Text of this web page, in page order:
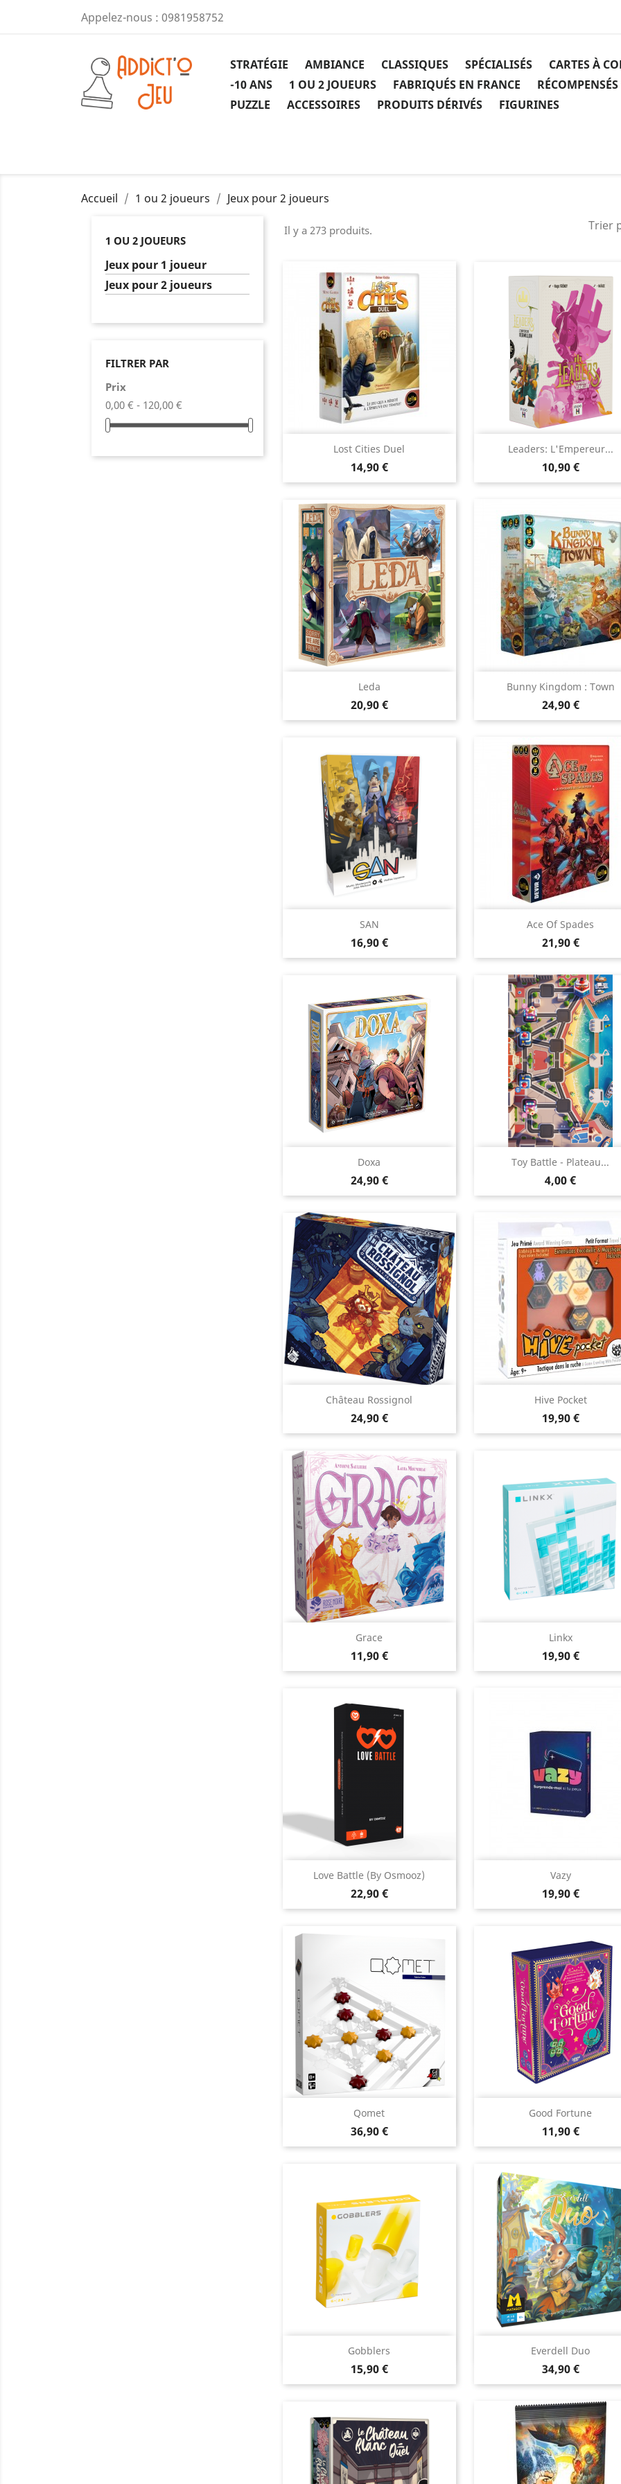
Appelez-nous : 0981958752
STRATÉGIE AMBIANCE CLASSIQUES SPÉCIALISÉS CARTES À
-10 ANS
1 OU 2 JOUEURS FABRIQUÉS EN FRANCE
PUZZLE
ACCESSOIRES PRODUITS DÉRIVÉS FIGURINES
Accueil 1 ou 2 joueurs Jeux pour 2 joueurs
1 OU 2 JOUEURS
Jeux pour 1 joueur
Jeux pour 2 joueurs
FILTRER PAR
Prix
0,00 € - 120,00 €
Il y a 273 produits.
Trier
Lost Cities Duel
Prix
14,90 €
Aperçu rapide Leaders: L'Empereur...
Prix
10,90 €
Aperçu rapide
Leda
Prix
20,90 €
Aperçu rapide Bunny Kingdom : Town
Prix
24,90 €
Aperçu rapide
SAN
Prix
16,90 €
Aperçu rapide Ace Of Spades
Prix
21,90 €
Aperçu rapide
Doxa
Prix
24,90 €
Aperçu rapide Toy Battle - Plateau...
Prix
4,00 €
 Aperçu rapide
Château Rossignol
Prix
24,90 €
Aperçu rapide Hive Pocket
Prix
19,90 €
Aperçu rapide
Grace
Prix
11,90 €
Aperçu rapide Linkx
Prix
19,90 €
Aperçu rapide
Love Battle (by Osmooz)
Prix
22,90 €
Aperçu rapide Vazy
Prix
19,90 €
Aperçu rapide
Qomet
Prix
36,90 €
Aperçu rapide Good Fortune
Prix
11,90 €
Aperçu rapide
Gobblers
Prix
15,90 €
Aperçu rapide Everdell Duo
Prix
34,90 €
Aperçu rapide